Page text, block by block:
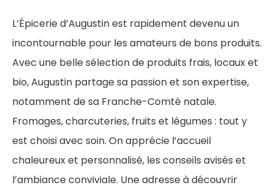
L’Épicerie d’Augustin est rapidement devenu un
incontournable pour les amateurs de bons produits.
Avec une belle sélection de produits frais, locaux et
bio, Augustin partage sa passion et son expertise,
notamment de sa Franche-Comté natale.
Fromages, charcuteries, fruits et légumes : tout y
est choisi avec soin. On apprécie l’accueil
chaleureux et personnalisé, les conseils avisés et
l’ambiance conviviale. Une adresse à découvrir